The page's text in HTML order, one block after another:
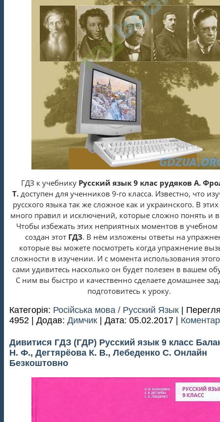
ГДЗ к учебнику Русский язык 9 клас рудяков А.
Т.доступен для ученников 9-го класса. Известно, что
русского языка так же сложное как и украинского. В
много правил и исключений, которые сложно понять и
Чтобы избежать этих неприятных моментов в учебном
создан этот ГДЗ. В нём изложены ответы на
которые вы можете посмотреть когда упражнение
сложности в изучении. И с момента использования
сами удивитесь насколько он будет полезен в вашем
С ним вы быстро и качественно сделаете домашнее
подготовитесь к уроку.
Категорія: Російська мова / Русский Язык |
4952 | Додав: Димчик | Дата: 05.02.2017
Дивитися ГДЗ (ГДР) Русский язык 9 класс
Н. Ф., Дегтярёова К. В., Лебеденко С. Онлайн
Безкоштовно